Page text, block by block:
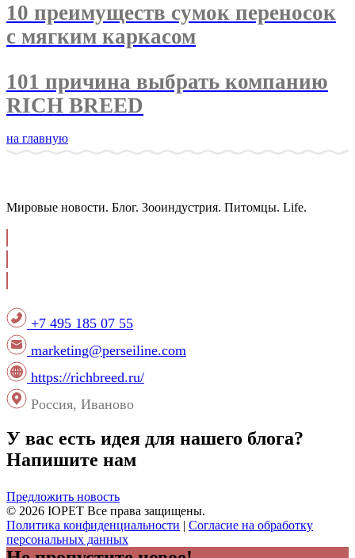
10 преимуществ сумок переносок
с мягким каркасом
101 причина выбрать компанию
RICH BREED
на главную
Мировые новости. Блог. Зооиндустрия. Питомцы. Life.
+7 495 185 07 55
marketing@perseiline.com
https://richbreed.ru/
Россия, Иваново
У вас есть идея для нашего блога?
Напишите нам
Предложить новость
© 2026 IOPET Все права защищены.
Политика конфиденциальности
Согласие на обработку
персональных данных